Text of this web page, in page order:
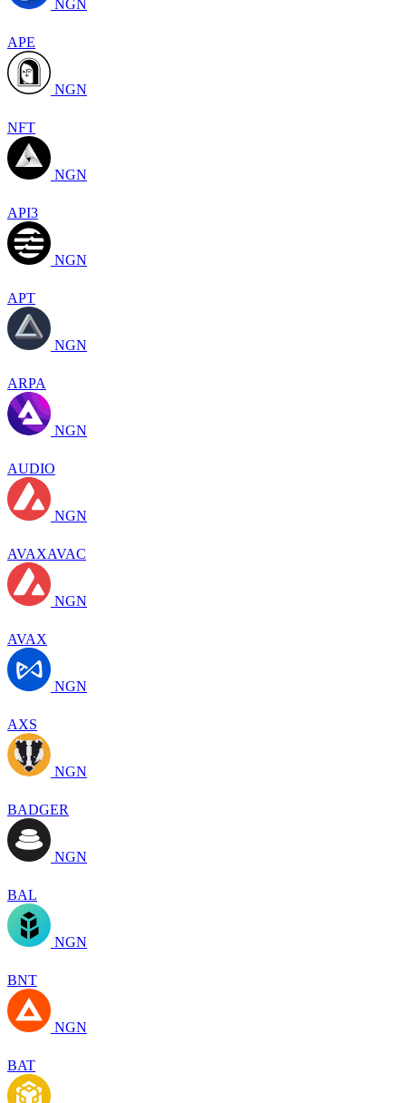
NGN
APE
NGN
NFT
NGN
API3
NGN
APT
NGN
ARPA
NGN
AUDIO
NGN
AVAXAVAC
NGN
AVAX
NGN
AXS
NGN
BADGER
NGN
BAL
NGN
BNT
NGN
BAT